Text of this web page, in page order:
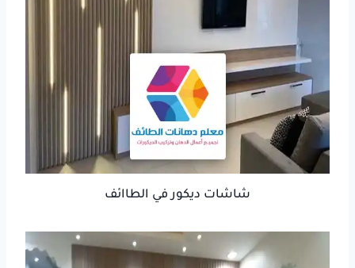
شاشات ديكور في الطاائف